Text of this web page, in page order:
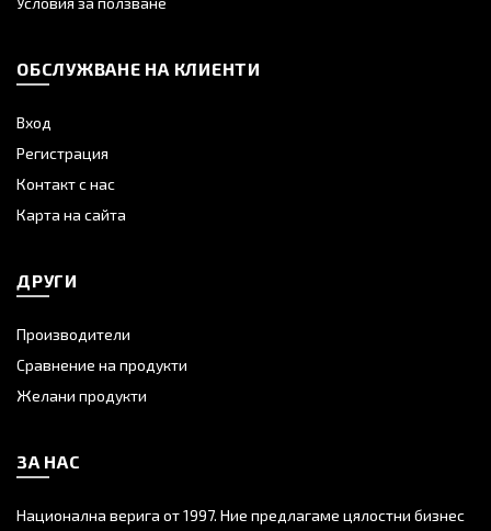
ОБСЛУЖВАНЕ НА КЛИЕНТИ
Вход
Регистрация
Контакт с нас
Карта на сайта
ДРУГИ
Производители
Сравнение на продукти
Желани продукти
ЗА НАС
Национална верига от 1997. Ние предлагаме цялостни бизнес